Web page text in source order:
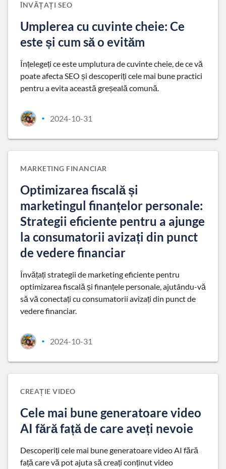
ÎNVĂȚAȚI SEO
Umplerea cu cuvinte cheie: Ce
este și cum să o evităm
Înțelegeți ce este umplutura de cuvinte cheie, de ce vă
poate afecta SEO și descoperiți cele mai bune practici
pentru a evita această greșeală comună.
• 2024-10-31
MARKETING FINANCIAR
Optimizarea fiscală și
marketingul finanțelor personale:
Strategii eficiente pentru a ajunge
la consumatorii avizați din punct
de vedere financiar
Învățați strategii de marketing eficiente pentru
optimizarea fiscală și finanțele personale, ajutându-vă
să vă conectați cu consumatorii avizați din punct de
vedere financiar.
• 2024-10-31
CREAȚIE VIDEO
Cele mai bune generatoare video
AI fără față de care aveți nevoie
Descoperiți cele mai bune generatoare video AI fără
față care vă pot ajuta să creați conținut video